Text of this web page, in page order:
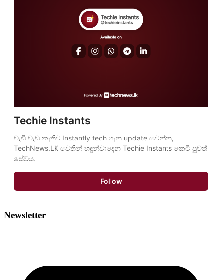
Techie Instants
වැඩි වැඩ නැතිව Instantly tech ගැන update වෙන්න,
TechNews.LK වෙතින් හඳුන්වාදෙන Techie Instants කෙටි පුවත්
සේවය.
Follow
Newsletter